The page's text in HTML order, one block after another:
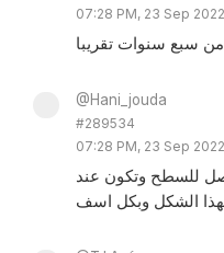
07:28 PM, 23 Sep 2022
سبع سنوات تقريبا
@Hani_jouda
#289534
07:28 PM, 23 Sep 2022
للسطح وتكون عند
بهذا الشكل وبكل اسف